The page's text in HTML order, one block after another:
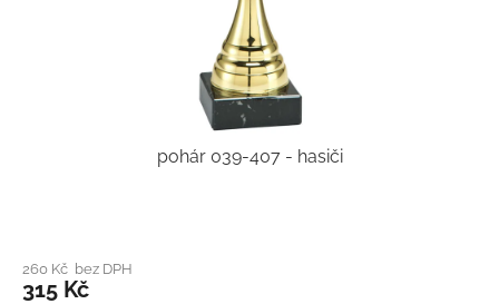
pohár 039-407 - hasiči
260 Kč bez DPH
315 Kč